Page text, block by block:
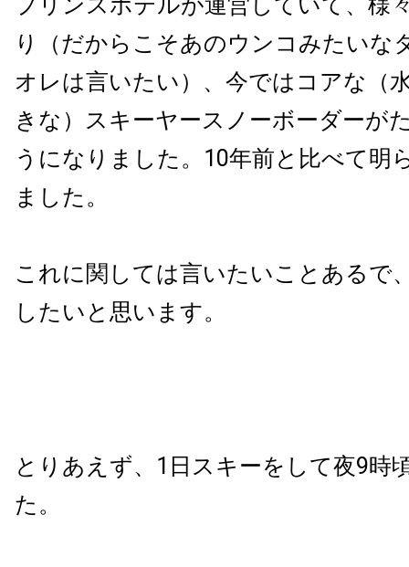
り（だからこそあのウンコみたいな
オレは言いたい）、今ではコアな（
きな）スキーヤースノーボーダーが
うになりました。10年前と比べて明
ました。
これに関しては言いたいことあるで
したいと思います。
とりあえず、1日スキーをして夜9時
た。